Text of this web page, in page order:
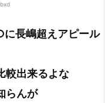
長嶋超えアピール
較出来るよな
らんが